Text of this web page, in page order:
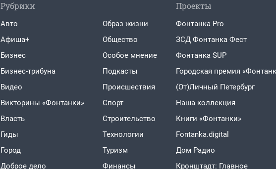
Рубрики
Авто
Афиша+
Бизнес
Бизнес-трибуна
Видео
Викторины «Фонтанки»
Власть
Гиды
Город
Доброе дело
Образ жизни
Общество
Особое мнение
Подкасты
Проиcшествия
Спорт
Строительство
Технологии
Туризм
Финансы
Проекты
Фонтанка Pro
ЗСД Фонтанка Фест
Фонтанка SUP
Городская премия
(От)Личный Петербург
Наша коллекция
Книги «Фонтанки»
Fontanka.digital
Дом Радио
Кронштадт: Главное